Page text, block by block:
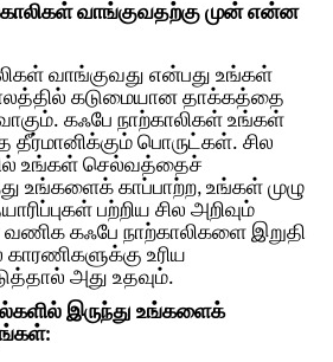
வாங்குவதற்கு முன் என்ன
வாங்குவது என்பது உங்கள்
கடுமையான தாக்கத்தை
கஃபே நாற்காலிகள் உங்கள்
பொருட்கள். சில
உங்கள் செல்வத்தைச்
உங்களைக் காப்பாற்ற, உங்கள் முழு
பற்றிய சில அறிவும்
கஃபே நாற்காலிகளை இறுதி
உரிய
அது உதவும்.
இருந்து உங்களைக்